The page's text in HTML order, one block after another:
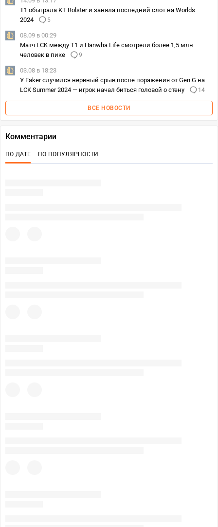
T1 обыграла KT Rolster и заняла последний слот на Worlds
2024
5
08.09 в 00:29
Матч LCK между T1 и Hanwha Life смотрели более 1,5 млн
человек в пике
9
03.08 в 18:23
У Faker случился нервный срыв после поражения от Gen.G на
LCK Summer 2024 — игрок начал биться головой о стену
14
ВСЕ НОВОСТИ
Комментарии
ПО ДАТЕ ПО ПОПУЛЯРНОСТИ